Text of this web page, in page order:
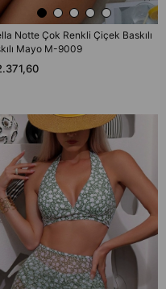
Notte Çok Renkli Çiçek Baskılı
Mayo M-9009